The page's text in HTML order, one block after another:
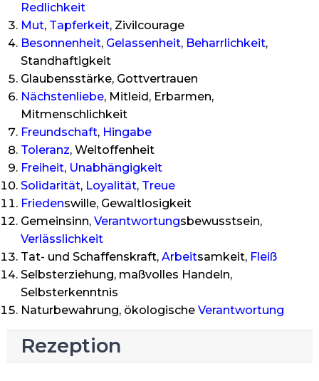
Redlichkeit
Mut, Tapferkeit, Zivilcourage
Besonnenheit, Gelassenheit, Beharrlichkeit,
Standhaftigkeit
Glaubensstärke, Gottvertrauen
Nächstenliebe, Mitleid, Erbarmen,
Mitmenschlichkeit
Freundschaft, Hingabe
Toleranz, Weltoffenheit
Freiheit, Unabhängigkeit
Solidarität, Loyalität, Treue
Friedenswille, Gewaltlosigkeit
Gemeinsinn, Verantwortungsbewusstsein,
Verlässlichkeit
Tat- und Schaffenskraft, Arbeitsamkeit, Fleiß
Selbsterziehung, maßvolles Handeln,
Selbsterkenntnis
Naturbewahrung, ökologische Verantwortung
Rezeption